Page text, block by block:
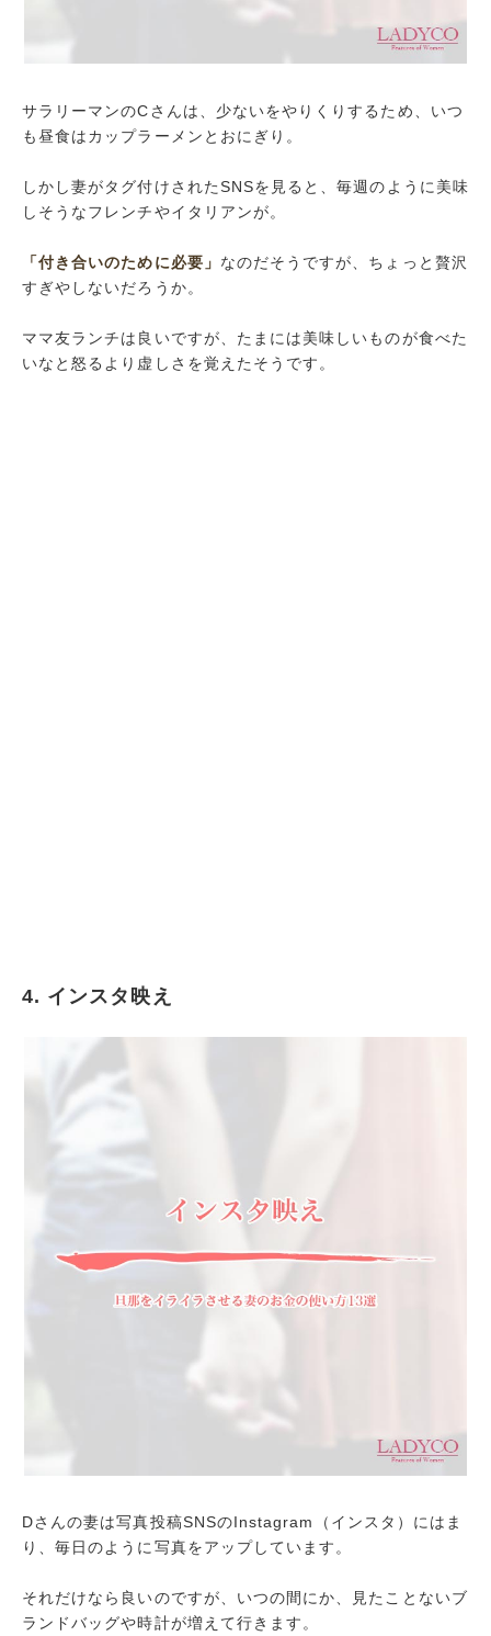
サラリーマンのCさんは、少ないをやりくりするため、いつ
も昼食はカップラーメンとおにぎり。
しかし妻がタグ付けされたSNSを見ると、毎週のように美味
しそうなフレンチやイタリアンが。
「付き合いのために必要」 なのだそうですが、ちょっと贅沢
すぎやしないだろうか。
ママ友ランチは良いですが、たまには美味しいものが食べた
いなと怒るより虚しさを覚えたそうです。
4. インスタ映え
Dさんの妻は写真投稿SNSのInstagram（インスタ）にはま
り、毎日のように写真をアップしています。
それだけなら良いのですが、いつの間にか、見たことないブ
ランドバッグや時計が増えて行きます。